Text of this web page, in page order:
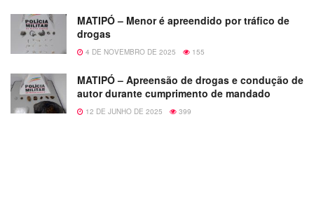
MATIPÓ – Menor é apreendido por tráfico de
drogas
4 DE NOVEMBRO DE 2025 155
MATIPÓ – Apreensão de drogas e condução de
autor durante cumprimento de mandado
12 DE JUNHO DE 2025 399